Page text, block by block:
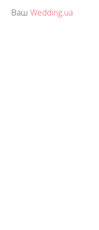
Ваш Wedding.ua